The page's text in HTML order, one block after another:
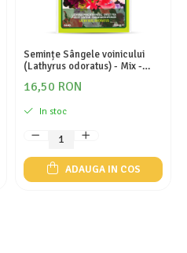
Semințe Sângele voinicului
(Lathyrus odoratus) - Mix -
16,50 RON
In stoc
ADAUGA IN COS